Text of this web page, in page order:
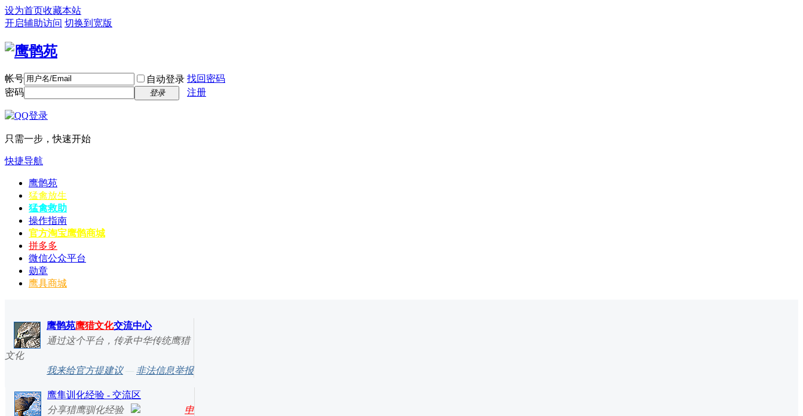
设为首页收藏本站
开启辅助访问 切换到宽版
帐号 自动登录 找回密码
密码
登录 注册
只需一步，快速开始
快捷导航
鹰鹘苑
猛禽放生
猛禽救助
操作指南
官方淘宝鹰鹘商城
拼多多
微信公众平台
勋章
鹰具商城
鹰鹘苑鹰猎文化交流中心
通过这个平台，传承中华传统鹰猎
文化
我来给官方提建议— 非法信息举报
鹰隼训化经验 - 交流区
分享猎鹰驯化经验
申